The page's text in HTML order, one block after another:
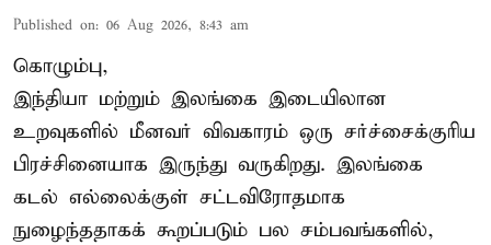
Published on: 06 Aug 2026, 8:43 am
கொழும்பு,
இந்தியா மற்றும் இலங்கை இடையிலான
உறவுகளில் மீனவர் விவகாரம் ஒரு சர்ச்சைக்குரிய
பிரச்சினையாக இருந்து வருகிறது. இலங்கை
கடல் எல்லைக்குள் சட்டவிரோதமாக
நுழைந்ததாகக் கூறப்படும் பல சம்பவங்களில்,